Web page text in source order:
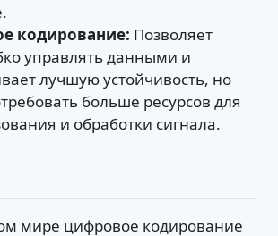
кодирование: Позволяет
управлять данными и
лучшую устойчивость, но
больше ресурсов для
и обработки сигнала.
мире цифровое кодирование